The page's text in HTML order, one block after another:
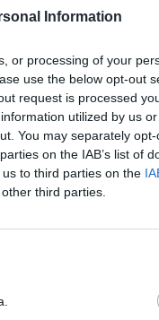
Information
or processing of your
use the below opt-out
request is processed
utilized by us
You may separately
on the IAB’s list of
to third parties on the
third parties.
Enrique
por